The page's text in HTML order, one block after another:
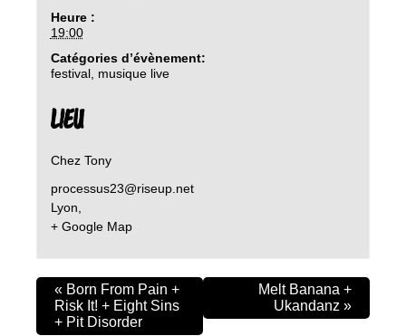
Heure :
19:00
Catégories d’évènement:
festival, musique live
LIEU
Chez Tony
processus23@riseup.net
Lyon
+ Google Map
« Born From Pain +
Risk It! + Eight Sins
+ Pit Disorder
Melt Banana +
Ukandanz »